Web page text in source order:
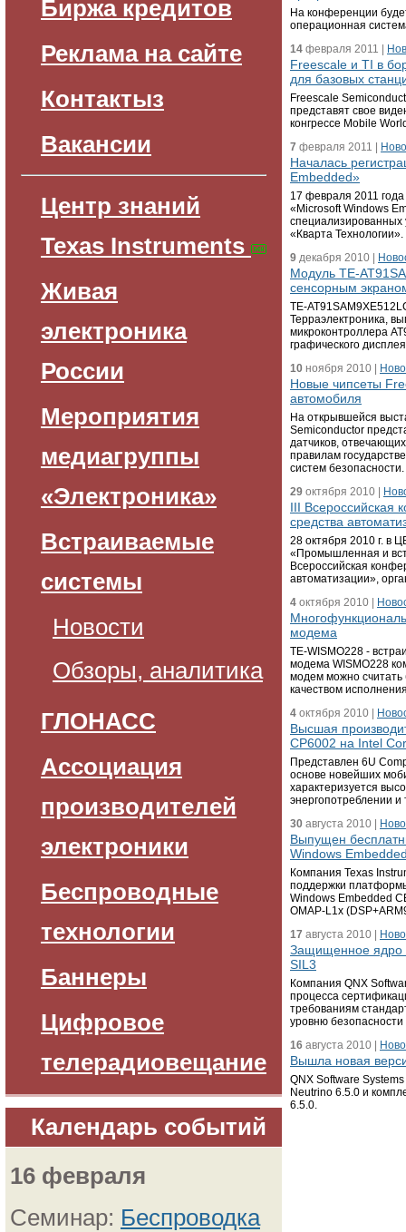
Биржа кредитов
Реклама на сайте
Контактыз
Вакансии
Центр знаний
Texas Instruments
Живая
электроника
России
Мероприятия
медиагруппы
«Электроника»
Встраиваемые
системы
Новости
Обзоры, аналитика
ГЛОНАСС
Ассоциация
производителей
электроники
Беспроводные
технологии
Баннеры
Цифровое
телерадиовещание
Календарь событий
16 февраля
Семинар: Беспроводка
На конференции
операционная
14 февраля 2011 |
Freescale и TI в
для базовых
Freescale
представят свое
конгрессе Mobile
7 февраля 2011 |
Началась
Embedded»
17 февраля 2011
«Microsoft Windows
специализированных
«Кварта Технологии».
9 декабря 2010 |
Модуль TE-
сенсорным
TE-
Терраэлектроника,
микроконтроллера
графического
10 ноября 2010 |
Новые чипсеты
автомобиля
На открывшейся
Semiconductor
датчиков,
правилам
систем безопасности.
29 октября 2010 |
III Всероссийская
средства
28 октября 2010 г. в
«Промышленная и
Всероссийская
автоматизации»,
4 октября 2010 |
модема
TE-WISMO228 -
модема WISMO228
модем можно
качеством
4 октября 2010 |
Высшая
CP6002 на Intel
Представлен 6U
основе новейших
характеризуется
энергопотреблении
30 августа 2010 |
Выпущен
Windows
Компания Texas
поддержки
Windows Embedded
OMAP-L1x
17 августа 2010 |
Защищенное ядро
SIL3
Компания QNX
процесса
требованиям
уровню безопасности
16 августа 2010 |
Вышла новая
QNX Software
Neutrino 6.5.0 и
6.5.0.